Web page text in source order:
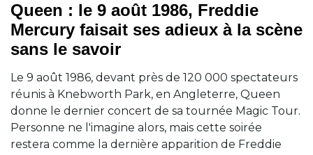
Queen : le 9 août 1986, Freddie
Mercury faisait ses adieux à la scène
sans le savoir
Le 9 août 1986, devant près de 120 000 spectateurs
réunis à Knebworth Park, en Angleterre, Queen
donne le dernier concert de sa tournée Magic Tour.
Personne ne l'imagine alors, mais cette soirée
restera comme la dernière apparition de Freddie